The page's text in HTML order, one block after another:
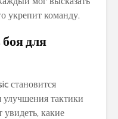
укрепит команду.
для
становится
тактики
какие